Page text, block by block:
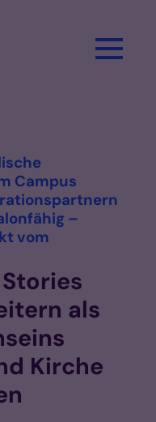
Campus
–
vom
als
Kirche